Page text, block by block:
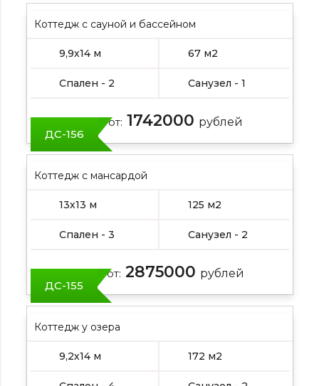
Коттедж с сауной и бассейном
9,9х14 м 67 м2
Спален - 2 Санузел - 1
Цена от: 1742000 рублей
ДС-156
Коттедж с мансардой
13х13 м 125 м2
Спален - 3 Санузел - 2
Цена от: 2875000 рублей
ДС-155
Коттедж у озера
9,2х14 м 172 м2